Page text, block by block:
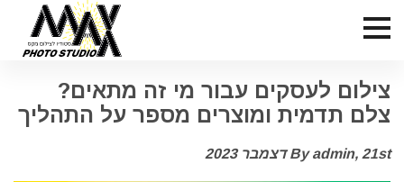
צילום לעסקים עבור מי זה מתאים?
צלם תדמית ומוצרים מספר על התהליך
By admin, 21st דצמבר 2023